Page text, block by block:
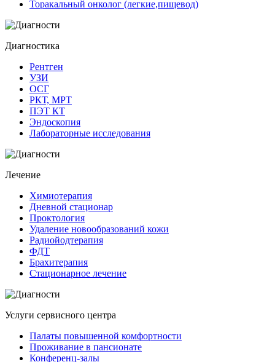
Торакальный онколог (легкие,пищевод)
Диагностика
Рентген
УЗИ
ОСГ
РКТ, МРТ
ПЭТ КТ
Эндоскопия
Лабораторные исследования
Лечение
Химиотерапия
Дневной стационар
Проктология
Удаление новообразований кожи
Радиойодтерапия
ФДТ
Брахитерапия
Стационарное лечение
Услуги сервисного центра
Палаты повышенной комфортности
Проживание в пансионате
Конференц-залы